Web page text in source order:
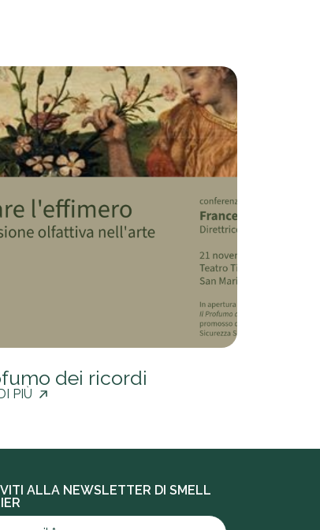
dei ricordi
PIÙ
ALLA NEWSLETTER DI SMELL